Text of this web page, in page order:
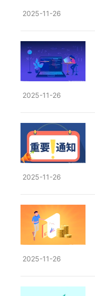
2025-11-26
2025-11-26
2025-11-26
2025-11-26